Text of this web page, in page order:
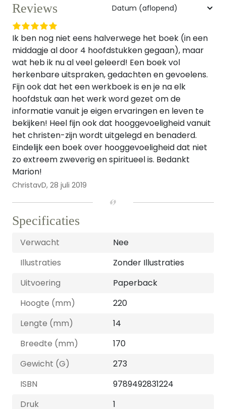
Reviews
Ik ben nog niet eens halverwege het boek (in een
middagje al door 4 hoofdstukken gegaan), maar
wat heb ik nu al veel geleerd! Een boek vol
herkenbare uitspraken, gedachten en gevoelens.
Fijn ook dat het een werkboek is en je na elk
hoofdstuk aan het werk word gezet om de
informatie vanuit je eigen ervaringen en leven te
bekijken! Heel fijn ook dat hooggevoeligheid vanuit
het christen-zijn wordt uitgelegd en benaderd.
Eindelijk een boek over hooggevoeligheid dat niet
zo extreem zweverig en spiritueel is. Bedankt
Marion!
ChristavD, 28 juli 2019
Specificaties
Verwacht
Nee
Illustraties
Zonder Illustraties
Uitvoering
Paperback
Hoogte (mm)
220
Lengte (mm)
14
Breedte (mm)
170
Gewicht (G)
273
ISBN
9789492831224
Druk
1